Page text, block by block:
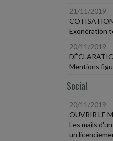
21/11/2019
COTISATION
Exonération
20/11/2019
Mentions
Social
20/11/2019
OUVRIR LE
Les mails
un